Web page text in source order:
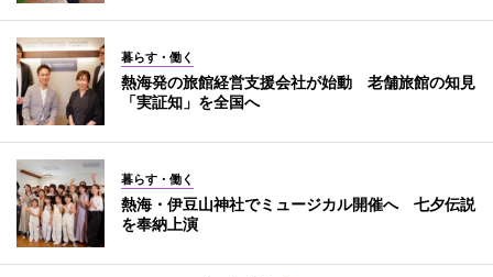
暮らす・働く
熱海発の旅館経営支援会社が始動 老舗旅館の知見
「実証知」を全国へ
暮らす・働く
熱海・伊豆山神社でミュージカル開催へ 七夕伝説
を奉納上演